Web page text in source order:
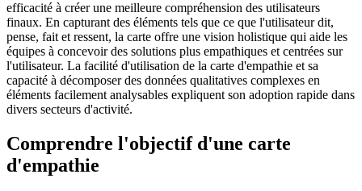
efficacité à créer une meilleure compréhension des utilisateurs
finaux. En capturant des éléments tels que ce que l'utilisateur dit,
pense, fait et ressent, la carte offre une vision holistique qui aide les
équipes à concevoir des solutions plus empathiques et centrées sur
l'utilisateur. La facilité d'utilisation de la carte d'empathie et sa
capacité à décomposer des données qualitatives complexes en
éléments facilement analysables expliquent son adoption rapide dans
divers secteurs d'activité.
Comprendre l'objectif d'une carte
d'empathie